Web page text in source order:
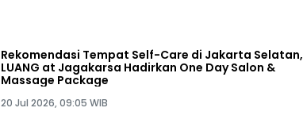
Rekomendasi Tempat Self-Care di Jakarta Selatan,
LUANG at Jagakarsa Hadirkan One Day Salon &
Massage Package
20 Jul 2026, 09:05 WIB